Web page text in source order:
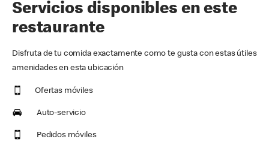
Servicios disponibles en este
restaurante
Disfruta de tu comida exactamente como te gusta con estas útiles
amenidades en esta ubicación
Ofertas móviles
Auto-servicio
Pedidos móviles